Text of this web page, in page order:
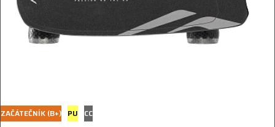
ZAČÁTEČNÍK (B+) PU CC